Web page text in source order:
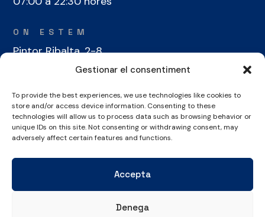
Gestionar el consentiment
To provide the best experiences, we use technologies like cookies to
store and/or access device information. Consenting to these
technologies will allow us to process data such as browsing behavior or
unique IDs on this site. Not consenting or withdrawing consent, may
adversely affect certain features and functions.
Accepta
Denega
ON ESTEM
Pintor Ribalta, 2-8
08028 Barcelona
CONTACTE
+34 934 486 350
cel@laieta.cat